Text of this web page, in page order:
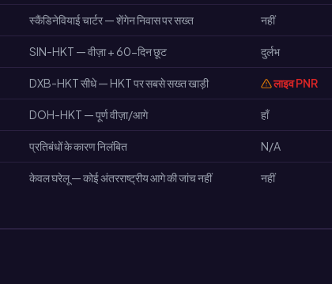
स्कैंडिनेवियाई चार्टर — शेंगेन निवास पर सख्त नहीं
SIN-HKT — वीज़ा + 60-दिन छूट दुर्लभ
DXB-HKT सीधे — HKT पर सबसे सख्त खाड़ी लाइव PNR
DOH-HKT — पूर्ण वीज़ा/आगे हाँ
प्रतिबंधों के कारण निलंबित N/A
केवल घरेलू — कोई अंतरराष्ट्रीय आगे की जांच नहीं नहीं